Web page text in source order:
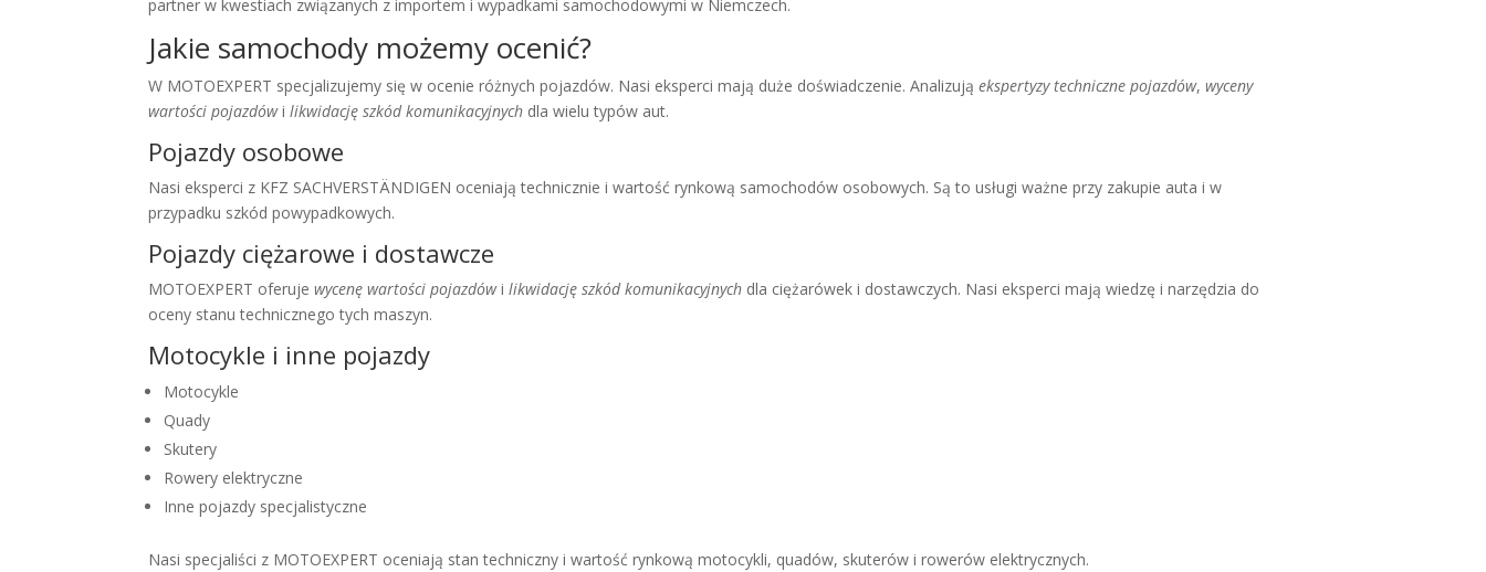
partner w kwestiach związanych z importem i wypadkami samochodowymi w Niemczech.
Jakie samochody możemy ocenić?
W MOTOEXPERT specjalizujemy się w ocenie różnych pojazdów. Nasi eksperci mają duże doświadczenie. Analizująekspertyzy techniczne pojazdów,wyceny
wartości pojazdówilikwidację szkód komunikacyjnych dla wielu typów aut.
Pojazdy osobowe
Nasi eksperci z KFZ SACHVERSTÄNDIGEN oceniają technicznie i wartość rynkową samochodów osobowych. Są to usługi ważne przy zakupie auta i w
przypadku szkód powypadkowych.
Pojazdy ciężarowe i dostawcze
MOTOEXPERT oferujewycenę wartości pojazdówilikwidację szkód komunikacyjnych dla ciężarówek i dostawczych. Nasi eksperci mają wiedzę i narzędzia do
oceny stanu technicznego tych maszyn.
Motocykle i inne pojazdy
Motocykle
Quady
Skutery
Rowery elektryczne
Inne pojazdy specjalistyczne
Nasi specjaliści z MOTOEXPERT oceniają stan techniczny i wartość rynkową motocykli, quadów, skuterów i rowerów elektrycznych.